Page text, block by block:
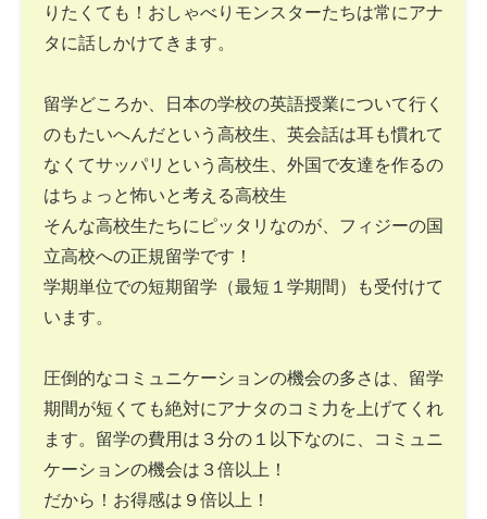
りたくても！おしゃべりモンスターたちは常にアナ
タに話しかけてきます。
留学どころか、日本の学校の英語授業について行く
のもたいへんだという高校生、英会話は耳も慣れて
なくてサッパリという高校生、外国で友達を作るの
はちょっと怖いと考える高校生
そんな高校生たちにピッタリなのが、フィジーの国
立高校への正規留学です！
学期単位での短期留学（最短１学期間）も受付けて
います。
圧倒的なコミュニケーションの機会の多さは、留学
期間が短くても絶対にアナタのコミ力を上げてくれ
ます。留学の費用は３分の１以下なのに、コミュニ
ケーションの機会は３倍以上！
だから！お得感は９倍以上！